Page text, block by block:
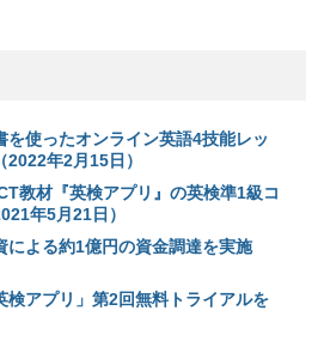
を使ったオンライン英語4技能レッ
年2月15日）
教材『英検アプリ』の英検準1級コ
年5月21日）
による約1億円の資金調達を実施
検アプリ」第2回無料トライアルを